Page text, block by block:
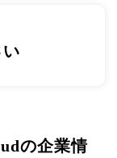
い
の企業情